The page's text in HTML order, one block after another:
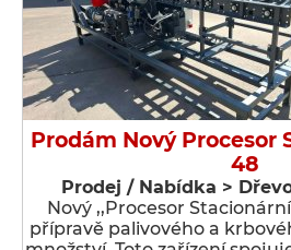
Prodám Nový Procesor
48
Prodej / Nabídka >
Nový ,,Procesor
přípravě palivového a